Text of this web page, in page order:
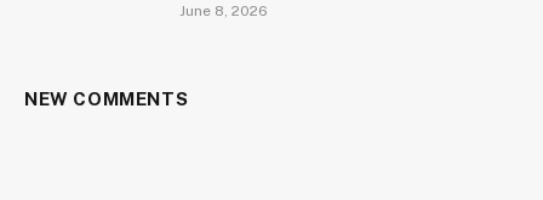
June 8, 2026
NEW COMMENTS